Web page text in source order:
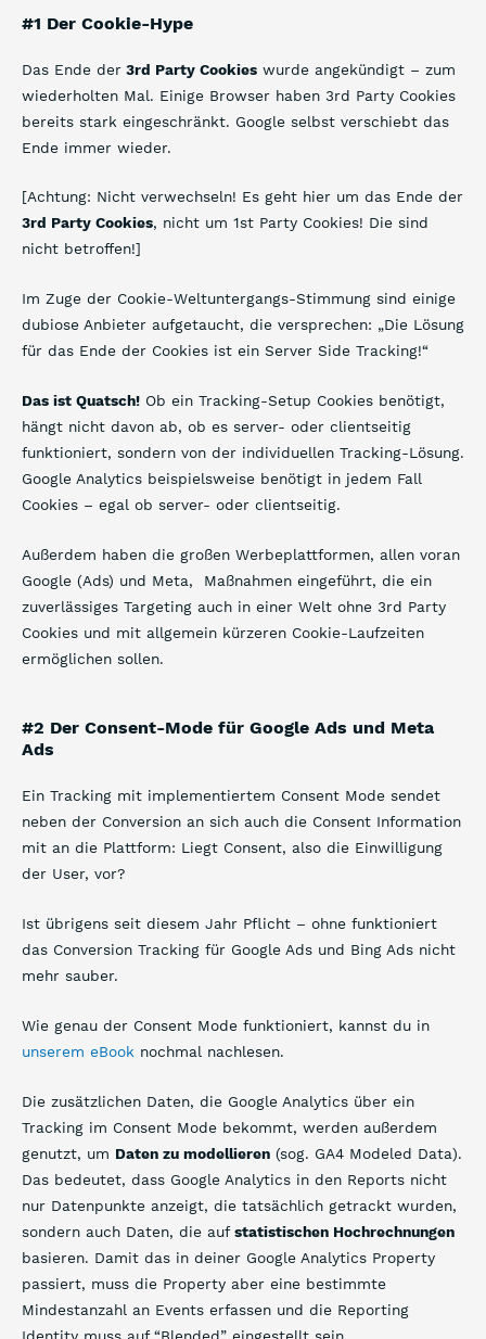
#1 Der Cookie-Hype
Das Ende der 3rd Party Cookies wurde angekündigt – zum
wiederholten Mal. Einige Browser haben 3rd Party Cookies
bereits stark eingeschränkt. Google selbst verschiebt das
Ende immer wieder.
[Achtung: Nicht verwechseln! Es geht hier um das Ende der
3rd Party Cookies, nicht um 1st Party Cookies! Die sind
nicht betroffen!]
Im Zuge der Cookie-Weltuntergangs-Stimmung sind einige
dubiose Anbieter aufgetaucht, die versprechen: „Die Lösung
für das Ende der Cookies ist ein Server Side Tracking!“
Das ist Quatsch! Ob ein Tracking-Setup Cookies benötigt,
hängt nicht davon ab, ob es server- oder clientseitig
funktioniert, sondern von der individuellen Tracking-Lösung.
Google Analytics beispielsweise benötigt in jedem Fall
Cookies – egal ob server- oder clientseitig.
Außerdem haben die großen Werbeplattformen, allen voran
Google (Ads) und Meta, Maßnahmen eingeführt, die ein
zuverlässiges Targeting auch in einer Welt ohne 3rd Party
Cookies und mit allgemein kürzeren Cookie-Laufzeiten
ermöglichen sollen.
#2 Der Consent-Mode für Google Ads und Meta
Ads
Ein Tracking mit implementiertem Consent Mode sendet
neben der Conversion an sich auch die Consent Information
mit an die Plattform: Liegt Consent, also die Einwilligung
der User, vor?
Ist übrigens seit diesem Jahr Pflicht – ohne funktioniert
das Conversion Tracking für Google Ads und Bing Ads nicht
mehr sauber.
Wie genau der Consent Mode funktioniert, kannst du in
unserem eBook nochmal nachlesen.
Die zusätzlichen Daten, die Google Analytics über ein
Tracking im Consent Mode bekommt, werden außerdem
genutzt, um Daten zu modellieren (sog. GA4 Modeled Data).
Das bedeutet, dass Google Analytics in den Reports nicht
nur Datenpunkte anzeigt, die tatsächlich getrackt wurden,
sondern auch Daten, die aufstatistischen Hochrechnungen
basieren. Damit das in deiner Google Analytics Property
passiert, muss die Property aber eine bestimmte
Mindestanzahl an Events erfassen und die Reporting
Identity muss auf “Blended” eingestellt sein.